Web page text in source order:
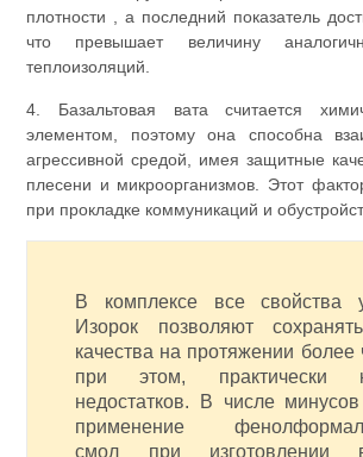
плотности , а последний показатель
что превышает величину
теплоизоляций.
4. Базальтовая вата считается
элементом, поэтому она способна
агрессивной средой, имея защитные
плесени и микроорганизмов. Этот
при прокладке коммуникаций и
В комплексе все свойства
Изорок позволяют
качества на протяжении более
при этом, практически
недостатков. В числе
применение
смол при изготовлении